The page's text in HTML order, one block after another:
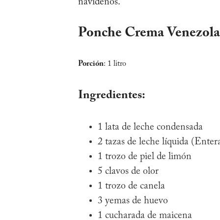
navideños.
Ponche Crema
Porción: 1 litro
Ingredientes:
1 lata de leche condensada
2 tazas de leche líquida
1 trozo de piel de limón
5 clavos de olor
1 trozo de canela
3 yemas de huevo
1 cucharada de maicena